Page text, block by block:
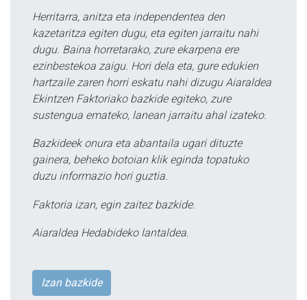
Herritarra, anitza eta independentea den
kazetaritza egiten dugu, eta egiten jarraitu nahi
dugu. Baina horretarako, zure ekarpena ere
ezinbestekoa zaigu. Hori dela eta, gure edukien
hartzaile zaren horri eskatu nahi dizugu Aiaraldea
Ekintzen Faktoriako bazkide egiteko, zure
sustengua emateko, lanean jarraitu ahal izateko.
Bazkideek onura eta abantaila ugari dituzte
gainera, beheko botoian klik eginda topatuko
duzu informazio hori guztia.
Faktoria izan, egin zaitez bazkide.
Aiaraldea Hedabideko lantaldea.
Izan bazkide